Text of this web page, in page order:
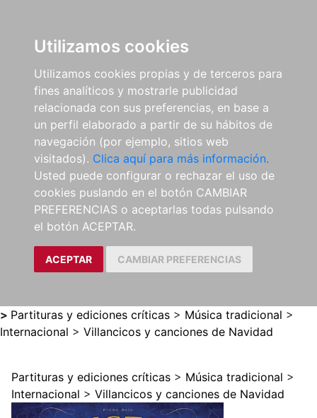
Utilizamos cookies
Utilizamos cookies propias y de terceros para
fines analíticos y mostrarle publicidad
relacionada con sus preferencias, en base a
un perfil elaborado a partir de su hábitos de
navegación (por ejemplo, sitios web
visitados). Clica aquí para más información.
Usted puede configurar o rechazar el uso de
cookies puslando en el botón CAMBIAR
PREFERENCIAS o aceptarlas todas pulsando
el botón ACEPTAR.
ACEPTAR CAMBIAR PREFERENCIAS
> Partituras y ediciones críticas > Música tradicional >
Internacional > Villancicos y canciones de Navidad
Partituras y ediciones críticas > Música tradicional >
Internacional > Villancicos y canciones de Navidad